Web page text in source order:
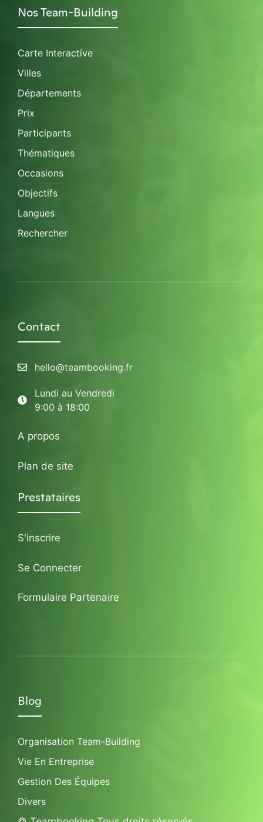
Nos Team-Building
Carte Interactive
Villes
Départements
Prix
Participants
Thématiques
Occasions
Objectifs
Langues
Rechercher
Contact
hello@teambooking.fr
Lundi au Vendredi
9:00 à 18:00
A propos
Plan de site
Prestataires
S'inscrire
Se Connecter
Formulaire Partenaire
Blog
Organisation Team-Building
Vie En Entreprise
Gestion Des Équipes
Divers